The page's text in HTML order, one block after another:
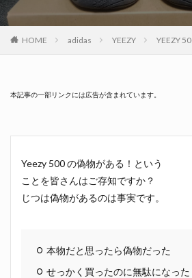
HOME adidas YEEZY YEEZY
本記事の一部リンクには広告が含まれています。
Yeezy 500 の偽物がある！という
ことを皆さんはご存知ですか？
じつは偽物があるのは事実です。
本物だと思ったら偽物だった
せっかく買ったのに無駄になった